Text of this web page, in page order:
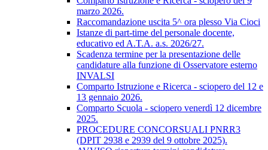
marzo 2026.
Raccomandazione uscita 5^ ora plesso Via Cioci
Istanze di part-time del personale docente,
educativo ed A.T.A. a.s. 2026/27.
Scadenza termine per la presentazione delle
candidature alla funzione di Osservatore esterno
INVALSI
Comparto Istruzione e Ricerca - sciopero del 12 e
13 gennaio 2026.
Comparto Scuola - sciopero venerdì 12 dicembre
2025.
PROCEDURE CONCORSUALI PNRR3
(DPIT 2938 e 2939 del 9 ottobre 2025).